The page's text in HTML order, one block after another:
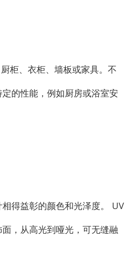
柜、衣柜、墙板或家具。不
的性能，例如厨房或浴室安
得益彰的颜色和光泽度。 UV
，从高光到哑光，可无缝融